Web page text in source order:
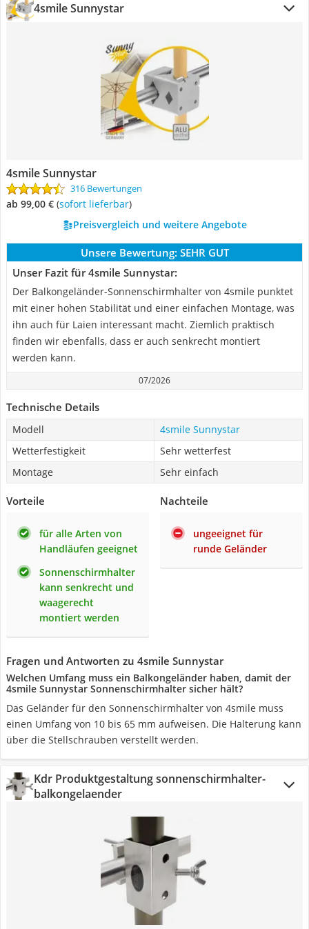
4smile Sunnystar
4smile Sunnystar
316 Bewertungen
ab 99,00 € ( Sofort lieferbar)
Preisvergleich und weitere Angebote
Unsere Bewertung: SEHR GUT
Unser Fazit für 4smile Sunnystar:
Der Balkongeländer-Sonnenschirmhalter von 4smile punktet
mit einer hohen Stabilität und einer einfachen Montage, was
ihn auch für Laien interessant macht. Ziemlich praktisch
finden wir ebenfalls, dass er auch senkrecht montiert
werden kann.
07/2026
Technische Details
Modell
4smile Sunnystar
Wetterfestigkeit
Sehr wetterfest
Montage
Sehr einfach
Vorteile
für alle Arten von
Handläufen geeignet
Sonnenschirmhalter
kann senkrecht und
waagerecht
montiert werden
Nachteile
ungeeignet für
runde Geländer
Fragen und Antworten zu 4smile Sunnystar
Welchen Umfang muss ein Balkongeländer haben, damit der
4smile Sunnystar Sonnenschirmhalter sicher hält?
Das Geländer für den Sonnenschirmhalter von 4smile muss
einen Umfang von 10 bis 65 mm aufweisen. Die Halterung kann
über die Stellschrauben verstellt werden.
Kdr Produktgestaltung sonnenschirmhalter-
balkongelaender